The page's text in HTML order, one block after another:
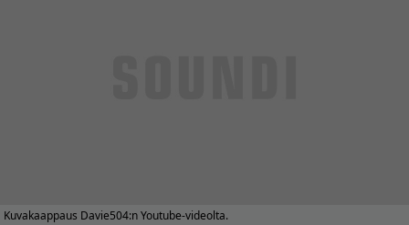
Kuvakaappaus Davie504:n Youtube-videolta.